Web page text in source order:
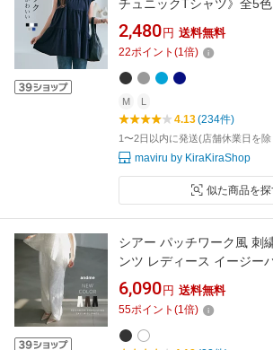
チュニックTシャツ》全5色
トップス Tシャツ チュニッ
ィアード 切り替え フレア
ス 半袖 フレンチスリーブ
サイズ 楽ちん メール便可//
2,480 円 送料無料
22ポイント (1倍)
M L
4.13(234件)
1〜2日以内に発送(店舗休業日を除
maviru by KiraKiraShop
似た商品を
シアー パッチワーク風 刺
ンツ レディース イージー
ズボン ボトム ウエストゴ
り 楽ちん コットン フェミ
アル セットアップ トレン
夏 秋
6,090 円 送料無料
55ポイント (1倍)